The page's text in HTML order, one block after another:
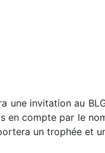
invitation au
compte par le
un trophée et